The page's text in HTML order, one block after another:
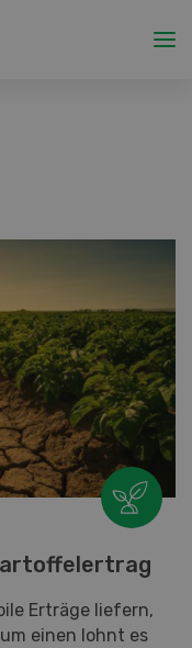
Erträge liefern,
einen lohnt es